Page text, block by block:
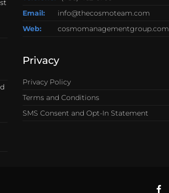
Email:
info@thecosmoteam.com
Web:
cosmomanagementgroup.com
Privacy
Privacy Policy
Terms and Conditions
SMS Consent and Opt-In Statement